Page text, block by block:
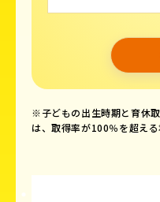
※子どもの出生時期と育休
は、取得率が100％を超える